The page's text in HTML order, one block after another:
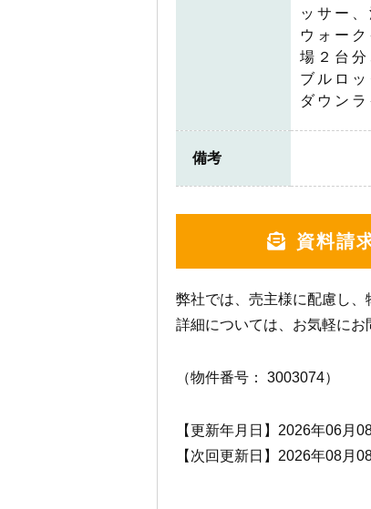
ッサー
ウォー
場２台
ブルロ
ダウンラ
備考
資料請
弊社では、売主様に配慮し、
詳細については、お気軽にお
（物件番号： 3003074）
【更新年月日】2026年06月
【次回更新日】2026年08月